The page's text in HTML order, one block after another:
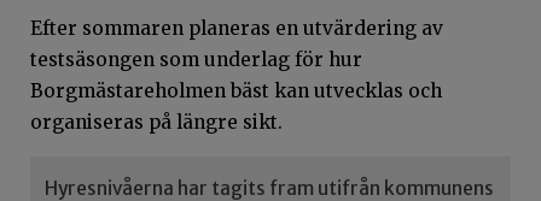
Efter sommaren planeras en utvärdering av
testsäsongen som underlag för hur
Borgmästareholmen bäst kan utvecklas och
organiseras på längre sikt.
Hyresnivåerna har tagits fram utifrån kommunens